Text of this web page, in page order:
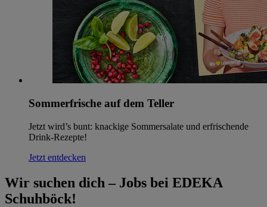
Sommerfrische auf dem Teller
Jetzt wird’s bunt: knackige Sommersalate und erfrischende
Drink-Rezepte!
Jetzt entdecken
Wir suchen dich – Jobs bei EDEKA
Schuhböck!